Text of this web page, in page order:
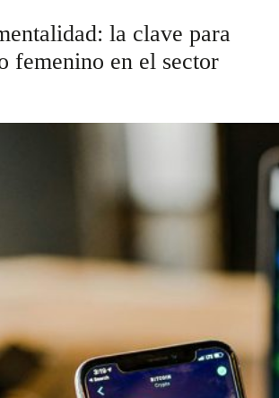
la clave para
femenino en el sector